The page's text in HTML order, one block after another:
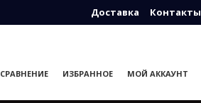
Доставка Контакты
СРАВНЕНИЕ ИЗБРАННОЕ МОЙ АККАУНТ